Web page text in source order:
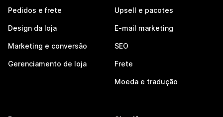
Pedidos e frete
Design da loja
Marketing e conversão
Gerenciamento de loja
Upsell e pacotes
E-mail marketing
SEO
Frete
Moeda e tradução